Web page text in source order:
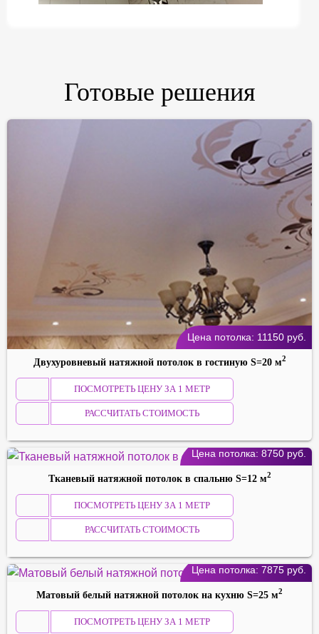
Готовые решения
Цена потолка: 11150 руб.
Двухуровневый натяжной потолок в гостиную S=20 м2
ПОСМОТРЕТЬ ЦЕНУ ЗА 1 МЕТР
РАССЧИТАТЬ СТОИМОСТЬ
Цена потолка: 8750 руб.
Тканевый натяжной потолок в спальню S=12 м2
ПОСМОТРЕТЬ ЦЕНУ ЗА 1 МЕТР
РАССЧИТАТЬ СТОИМОСТЬ
Цена потолка: 7875 руб.
Матовый белый натяжной потолок на кухню S=25 м2
ПОСМОТРЕТЬ ЦЕНУ ЗА 1 МЕТР